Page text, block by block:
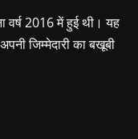
वर्ष 2016 में हुई थी। यह
जिम्मेदारी का बखूबी